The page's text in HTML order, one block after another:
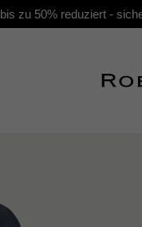
zu 50% reduziert -